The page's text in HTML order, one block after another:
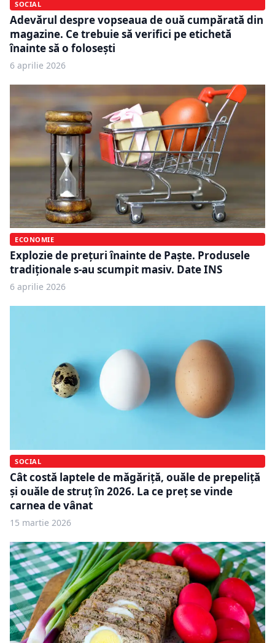
SOCIAL
Adevărul despre vopseaua de ouă cumpărată din
magazine. Ce trebuie să verifici pe etichetă
înainte să o folosești
6 aprilie 2026
ECONOMIE
Explozie de prețuri înainte de Paște. Produsele
tradiționale s-au scumpit masiv. Date INS
6 aprilie 2026
SOCIAL
Cât costă laptele de măgăriță, ouăle de prepeliță
și ouăle de struț în 2026. La ce preț se vinde
carnea de vânat
15 martie 2026